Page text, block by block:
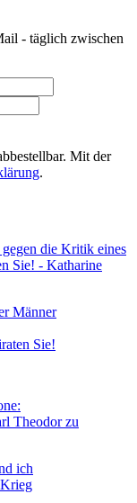
- täglich zwischen
Mit der
.
Männer
Sie!
ich